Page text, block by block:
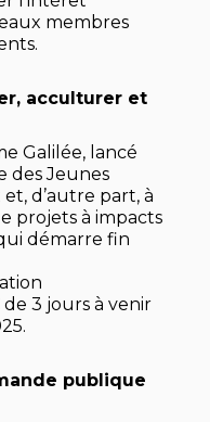
membres
acculturer et
Galilée, lancé
des Jeunes
d’autre part, à
projets à impacts
démarre fin
de 3 jours à venir
publique